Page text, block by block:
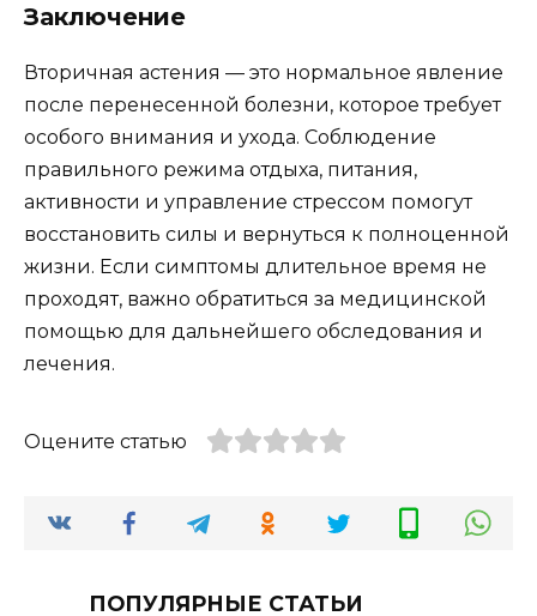
Заключение
Вторичная астения — это нормальное явление
после перенесенной болезни, которое требует
особого внимания и ухода. Соблюдение
правильного режима отдыха, питания,
активности и управление стрессом помогут
восстановить силы и вернуться к полноценной
жизни. Если симптомы длительное время не
проходят, важно обратиться за медицинской
помощью для дальнейшего обследования и
лечения.
Оцените статью
ПОПУЛЯРНЫЕ СТАТЬИ